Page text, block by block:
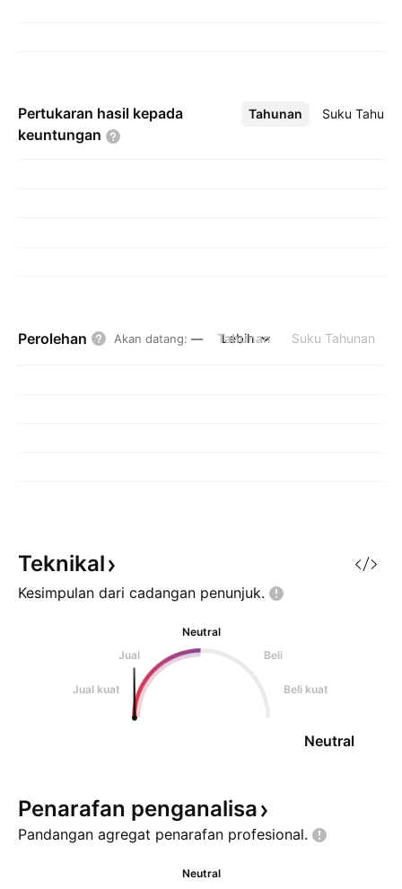
Pertukaran hasil kepada
keuntungan
Tahunan Suku
Lebih
Perolehan Akan datang: — Tahunan Suku Tahunan
Lebih
Teknikal
Kesimpulan dari cadangan penunjuk.
Neutral
Jual
Beli
Jual kuat Beli kuat
Neutral
Penarafan penganalisa
Pandangan agregat penarafan profesional.
Neutral